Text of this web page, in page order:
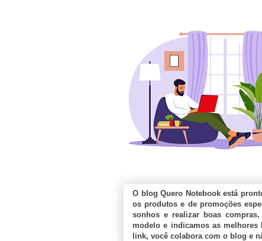
O blog Quero Notebook está
os produtos e de promoções
sonhos e realizar boas
modelo e indicamos as
link, você colabora com o blog e